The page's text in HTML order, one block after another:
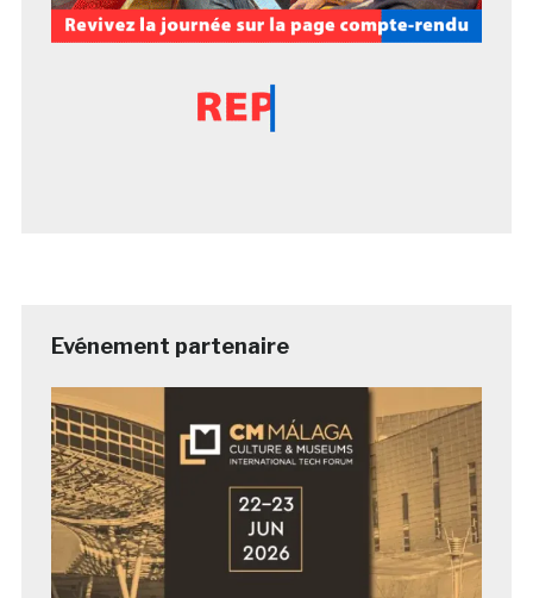
Evénement partenaire